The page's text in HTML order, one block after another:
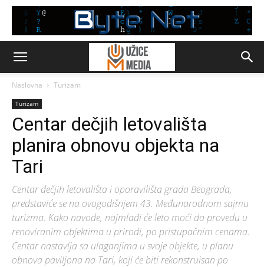
Naslovna Turizam
Turizam
Centar dečjih letovališta
planira obnovu objekta na
Tari
Centar dečjih letovališta i oporavilišta grada Beograda,
predstaviće se na ovogodišnjem 43. Međunarodnom sajmu
turizma. Kako navode, najmlađi će leto moći da provedu u
renoviranim objektima u prirodi, po pristupačnim cenama.
Centar nastavlja sa ulaganjima u svoje objekte, u planu
obnova paviljona na Tari, koji će biti rekonstruisan po